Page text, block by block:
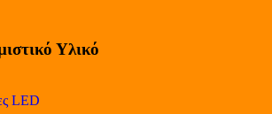
Υλικό
LED